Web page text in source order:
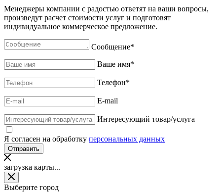
Менеджеры компании с радостью ответят на ваши вопросы,
произведут расчет стоимости услуг и подготовят
индивидуальное коммерческое предложение.
Сообщение*
Ваше имя*
Телефон*
E-mail
Интересующий товар/услуга
Я согласен на обработку персональных данных
загрузка карты...
Выберите город